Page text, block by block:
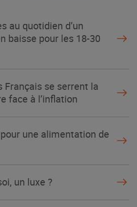
au quotidien d’un
baisse pour les 18-30
se serrent la
face à l’inflation
une alimentation de
un luxe ?